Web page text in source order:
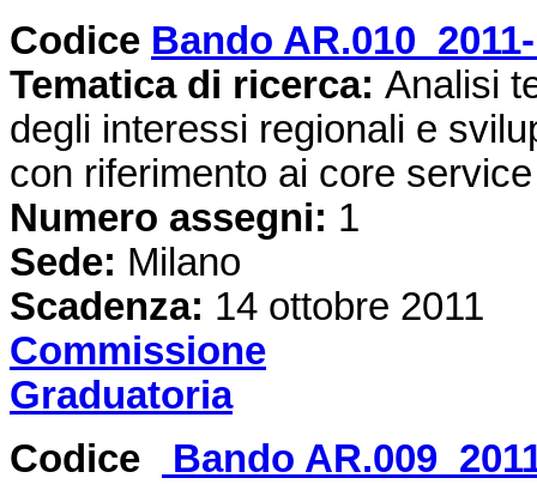
Codice Bando
Tematica di ricerca: Analisi
degli interessi regionali e
con riferimento ai core
Numero assegni: 1
Sede: Milano
Scadenza: 14 ottobre 2011
Commissione
Graduatoria
Codice
Bando